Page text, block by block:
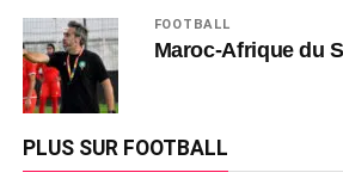
FOOTBALL
Maroc-Afrique du
PLUS SUR FOOTBALL